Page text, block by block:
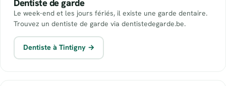
Dentiste de garde
Le week-end et les jours fériés, il existe une garde dentaire.
Trouvez un dentiste de garde via dentistedegarde.be.
Dentiste à Tintigny →